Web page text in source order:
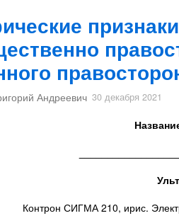
Андреевич 30 декабря 2021
Контрон СИГМА 210, ирис.